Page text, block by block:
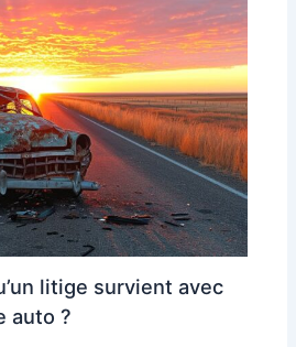
litige survient avec
auto ?